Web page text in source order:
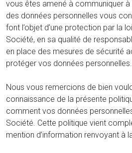
vous êtes amené à communiquer
des données personnelles vous
font l’objet d’une protection par la
Société, en sa qualité de
en place des mesures de sécurité
protéger vos données personnelles.
Nous vous remercions de bien
connaissance de la présente
comment vos données
Société. Cette politique vient
mention d’information renvoyant à